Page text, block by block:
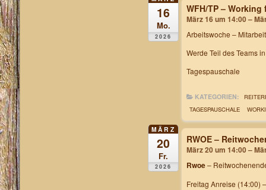
16
Mo.
2026
WFH/TP –
März 16 um 14:00 –
Arbeitswoche –
Werde Teil des Teams
Tagespauschale
KATEGORIEN:
TAGESPAUSCHALE
MÄRZ
20
Fr.
2026
RWOE –
März 20 um 14:00 –
Rwoe–
Freitag Anreise (14:00)